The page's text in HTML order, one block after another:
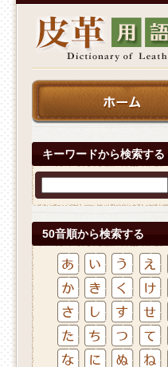
キーワードから検索する
50音順から検索する